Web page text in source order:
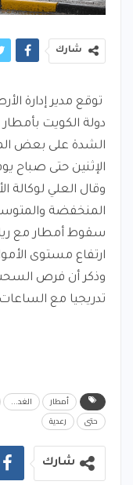
شارك
توقع مدير إدارة
دولة الكويت
الشدة على بعض
الإثنين حتى صباح
وقال العلي لوكالة
المنخفضة
سقوط أمطار مع
ارتفاع مستوى
وذكر أن فرص
تدريجيا مع
أمطار الغد...
حتى
رعدية
شارك